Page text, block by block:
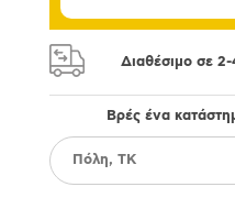
Διαθέσιμο σε
Βρές ένα